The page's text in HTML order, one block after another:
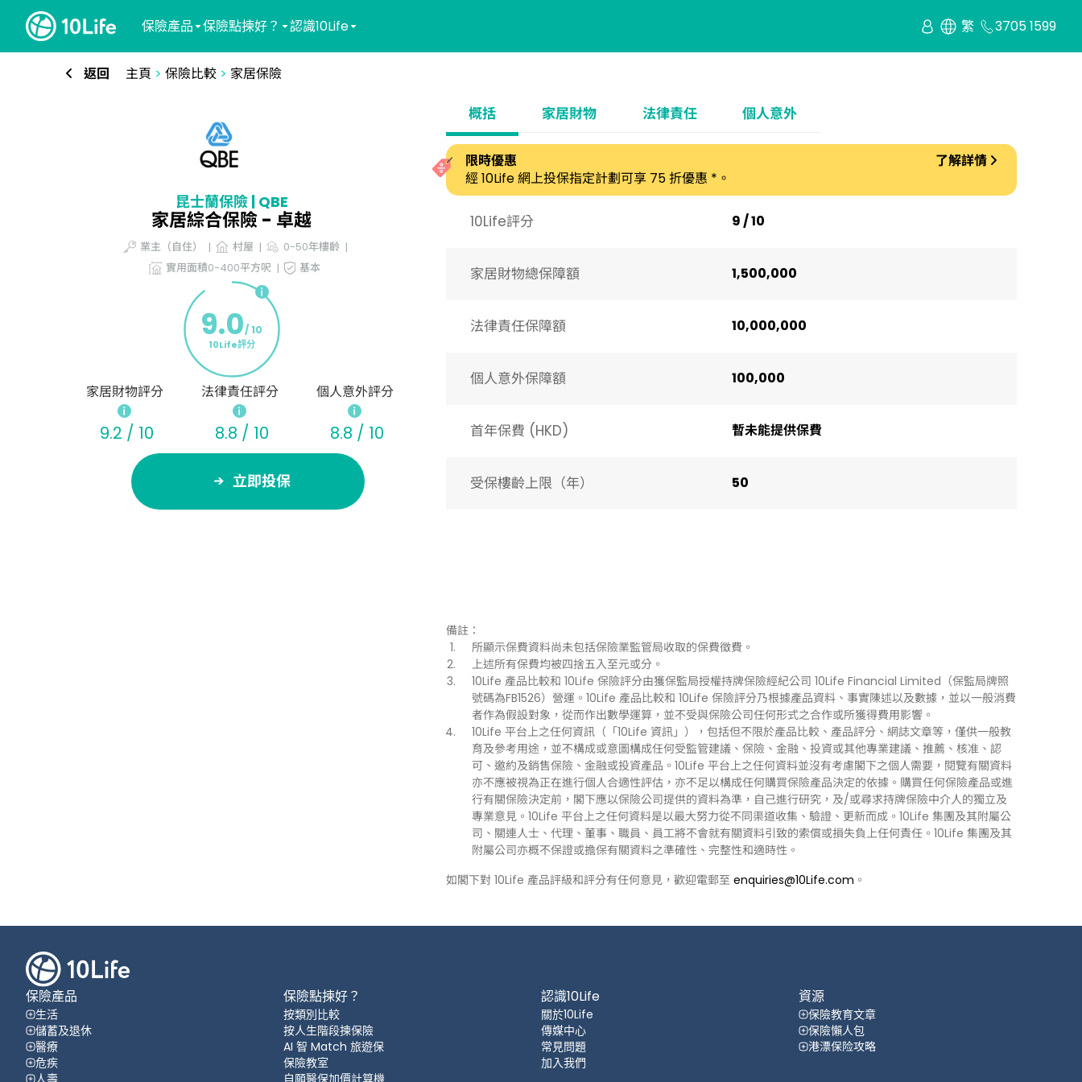
保險產品 保險點揀好？ 認識10Life 繁 3705 1599
返回 主頁 > 保險比較> 家居保險
昆士蘭保險 | QBE
家居綜合保險​ - 卓越
業主（自住） 村屋
0-50年樓齡
實用面積0-400平方呎
基本
9.0/ 10
10Life評分
家居財物評分
9.2 / 10
法律責任評分
8.8 / 10
個人意外評分
8.8 / 10
立即投保
概括 家居財物 法律責任 個人意外
限時優惠
了解詳情
經 10Life 網上投保指定計劃可享 75 折優惠 *。
10Life評分 9 / 10
家居財物總保障額 1,500,000
法律責任保障額 10,000,000
個人意外保障額 100,000
首年保費 (HKD) 暫未能提供保費
受保樓齡上限（年）​ 50
備註：
所顯示保費資料尚未包括保險業監管局收取的保費徵費。
上述所有保費均被四捨五入至元或分。
10Life 產品比較和 10Life 保險評分由獲保監局授權持牌保險經紀公司 10Life Financial Limited（保監局牌照
號碼為FB1526）營運。10Life 產品比較和 10Life 保險評分乃根據產品資料、事實陳述以及數據，並以一般消費
者作為假設對象，從而作出數學運算，並不受與保險公司任何形式之合作或所獲得費用影響。
10Life 平台上之任何資訊（「10Life 資訊」），包括但不限於產品比較、產品評分、網誌文章等，僅供一般教
育及參考用途，並不構成或意圖構成任何受監管建議、保險、金融、投資或其他專業建議、推薦、核准、認
可、邀約及銷售保險、金融或投資產品。10Life 平台上之任何資料並沒有考慮閣下之個人需要，閱覽有關資料
亦不應被視為正在進行個人合適性評估，亦不足以構成任何購買保險產品決定的依據。購買任何保險產品或進
行有關保險決定前，閣下應以保險公司提供的資料為準，自己進行研究，及/或尋求持牌保險中介人的獨立及
專業意見。10Life 平台上之任何資料是以最大努力從不同渠道收集、驗證、更新而成。10Life 集團及其附屬公
司、關連人士、代理、董事、職員、員工將不會就有關資料引致的索償或損失負上任何責任。10Life 集團及其
附屬公司亦概不保證或擔保有關資料之準確性、完整性和適時性。
如閣下對 10Life 產品評級和評分有任何意見，歡迎電郵至 enquiries@10Life.com 。
保險產品
生活
儲蓄及退休
醫療
危疾
人壽
保險點揀好？
按類別比較
按人生階段揀保險
AI 智 Match 旅遊保
保險教室
自願醫保加價計算機
認識10Life
關於10Life
傳媒中心
常見問題
加入我們
資源
保險教育文章
保險懶人包
港漂保险攻略